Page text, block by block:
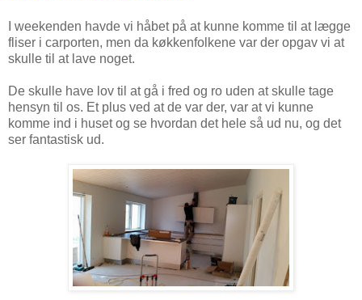
I weekenden havde vi håbet på at kunne komme til at lægge
fliser i carporten, men da køkkenfolkene var der opgav vi at
skulle til at lave noget.
De skulle have lov til at gå i fred og ro uden at skulle tage
hensyn til os. Et plus ved at de var der, var at vi kunne
komme ind i huset og se hvordan det hele så ud nu, og det
ser fantastisk ud.